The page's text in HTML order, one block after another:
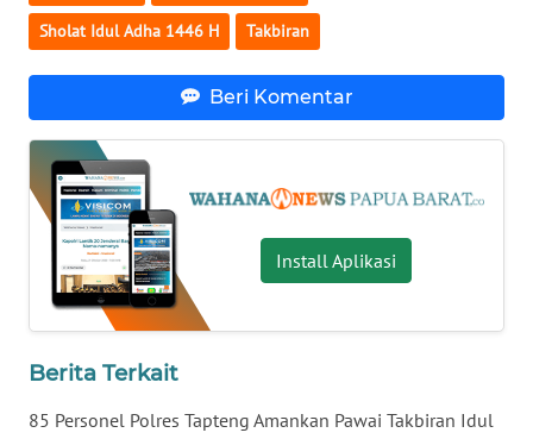
Sholat Idul Adha 1446 H Takbiran
Beri Komentar
Install Aplikasi
Berita Terkait
85 Personel Polres Tapteng Amankan Pawai Takbiran Idul
WN
JATIM
WN
BALI
WN
KALBAR
KALTENG